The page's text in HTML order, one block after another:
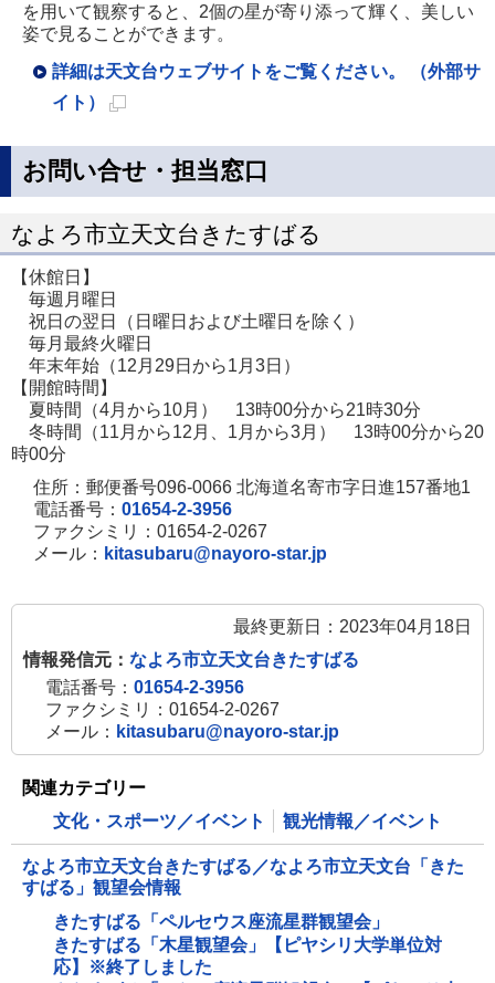
を用いて観察すると、2個の星が寄り添って輝く、美しい
姿で見ることができます。
詳細は天文台ウェブサイトをご覧ください。 （外部サ
イト）
規
ー
ジ
開
き
ま
す
お問い合せ・担当窓口
なよろ市立天文台きたすばる
【休館日】
毎週月曜日
祝日の翌日（日曜日および土曜日を除く）
毎月最終火曜日
年末年始（12月29日から1月3日）
【開館時間】
夏時間（4月から10月） 13時00分から21時30分
冬時間（11月から12月、1月から3月） 13時00分から20
時00分
住所：郵便番号096-0066 北海道名寄市字日進157番地1
電話番号： 01654-2-3956
ファクシミリ：01654-2-0267
メール： kitasubaru@nayoro-star.jp
最終更新日：2023年04月18日
情報発信元： なよろ市立天文台きたすばる
電話番号： 01654-2-3956
ファクシミリ：01654-2-0267
メール： kitasubaru@nayoro-star.jp
関連カテゴリー
文化・スポーツ／イベント
観光情報／イベント
なよろ市立天文台きたすばる／なよろ市立天文台「きた
すばる」観望会情報
きたすばる「ペルセウス座流星群観望会」
きたすばる「木星観望会」【ピヤシリ大学単位対
応】※終了しました